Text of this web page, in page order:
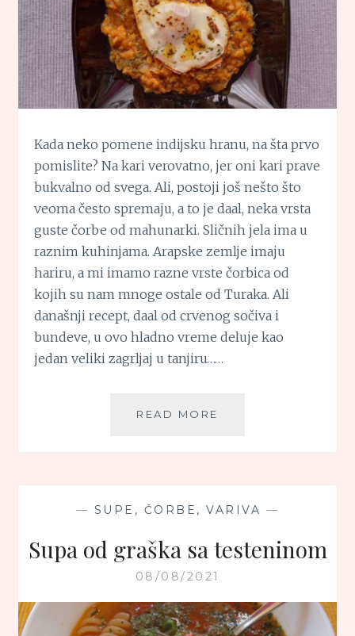
Kada neko pomene indijsku hranu, na šta prvo
pomislite? Na kari verovatno, jer oni kari prave
bukvalno od svega. Ali, postoji još nešto što
veoma često spremaju, a to je daal, neka vrsta
guste čorbe od mahunarki. Sličnih jela ima u
raznim kuhinjama. Arapske zemlje imaju
hariru, a mi imamo razne vrste čorbica od
kojih su nam mnoge ostale od Turaka. Ali
današnji recept, daal od crvenog sočiva i
bundeve, u ovo hladno vreme deluje kao
jedan veliki zagrljaj u tanjiru……
READ MORE
— SUPE, ČORBE, VARIVA —
Supa od graška sa testeninom
08/08/2021